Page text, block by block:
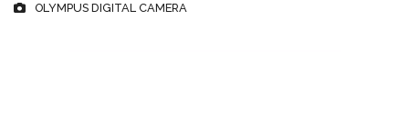
OLYMPUS DIGITAL CAMERA